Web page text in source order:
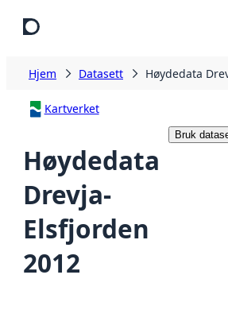
Hjem Datasett Høydedata
Kartverket
Høydedata
Drevja-
Elsfjorden
2012
Bruk